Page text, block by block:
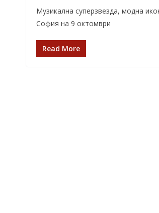
Музикална суперзвезда, модна
София на 9 октомври
Read More